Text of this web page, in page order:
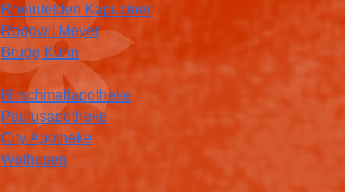
Rheinfelden Kapuziner
Roggwil Meyer
Brugg Kuhn
Hirschmattapotheke
Paulusapotheke
City Apotheke
Wolhusen